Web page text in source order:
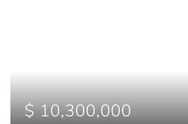
$ 10,300,000